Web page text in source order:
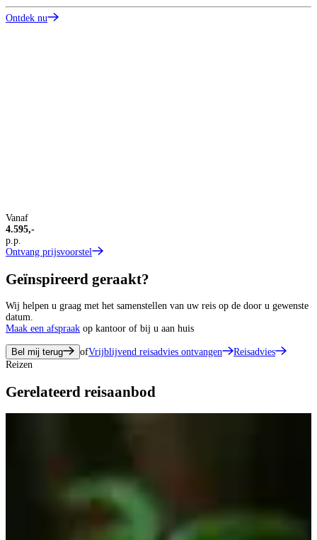
Ontdek nu
Vanaf
4.595,-
p.p.
Ontvang prijsvoorstel
Geïnspireerd geraakt?
Wij helpen u graag met het samenstellen van uw reis op de door u gewenste
datum.
Maak een afspraak op kantoor of bij u aan huis
Bel mij terug ofVrijblijvend reisadvies ontvangen
Reisadvies
Reizen
Gerelateerd reisaanbod